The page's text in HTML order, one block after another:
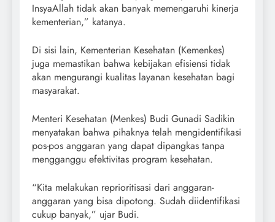
InsyaAllah tidak akan banyak memengaruhi kinerja
kementerian,” katanya.
Di sisi lain, Kementerian Kesehatan (Kemenkes)
juga memastikan bahwa kebijakan efisiensi tidak
akan mengurangi kualitas layanan kesehatan bagi
masyarakat.
Menteri Kesehatan (Menkes) Budi Gunadi Sadikin
menyatakan bahwa pihaknya telah mengidentifikasi
pos-pos anggaran yang dapat dipangkas tanpa
mengganggu efektivitas program kesehatan.
“Kita melakukan reprioritisasi dari anggaran-
anggaran yang bisa dipotong. Sudah diidentifikasi
cukup banyak,” ujar Budi.